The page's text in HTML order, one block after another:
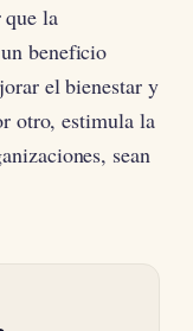
la
beneficio
el bienestar y
otro, estimula la
sean